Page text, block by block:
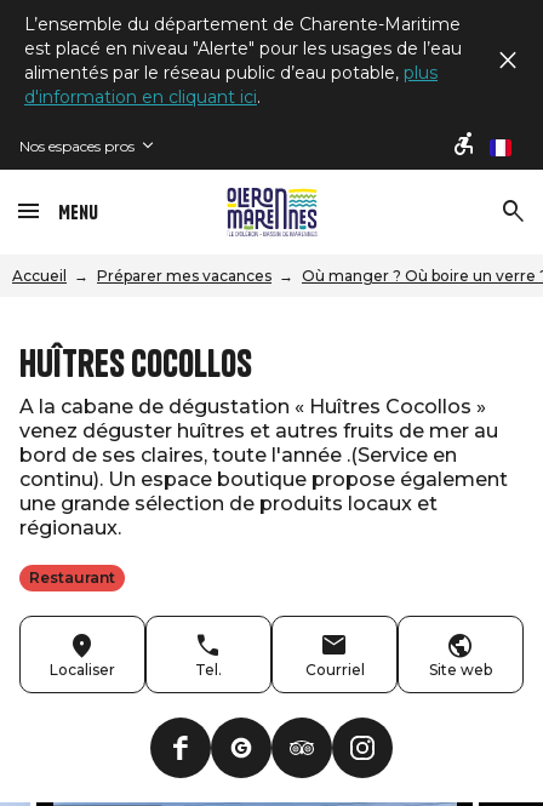
L’ensemble du département de Charente-Maritime
est placé en niveau "Alerte" pour les usages de l’eau
alimentés par le réseau public d’eau potable, plus
d'information en cliquant ici.
Nos espaces pros fr
Menu
Accueil Préparer mes vacances Où manger ? Où boire un verre
Huîtres Cocollos
A la cabane de dégustation « Huîtres Cocollos »
venez déguster huîtres et autres fruits de mer au
bord de ses claires, toute l'année .(Service en
continu). Un espace boutique propose également
une grande sélection de produits locaux et
régionaux.
Restaurant
Localiser Tel. Courriel Site web